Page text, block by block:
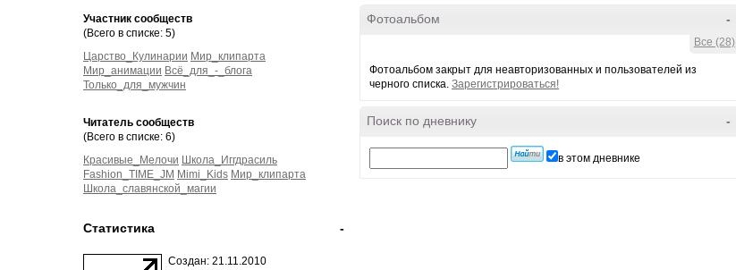
Участник сообществ
(Всего в списке: 5)
Царство_Кулинарии Мир_клипарта
Мир_анимации Всё_для_-_блога
Только_для_мужчин
Читатель сообществ
(Всего в списке: 6)
Красивые_Мелочи Школа_Иггдрасиль
Fashion_TIME_JM Mimi_Kids Мир_клипарта
Школа_славянской_магии
-
Статистика
Создан: 21.11.2010
-
Фотоальбом
Все (28)
Фотоальбом закрыт для неавторизованных и пользователей из
черного списка. Зарегистрироваться!
-
Поиск по дневнику
в этом дневнике